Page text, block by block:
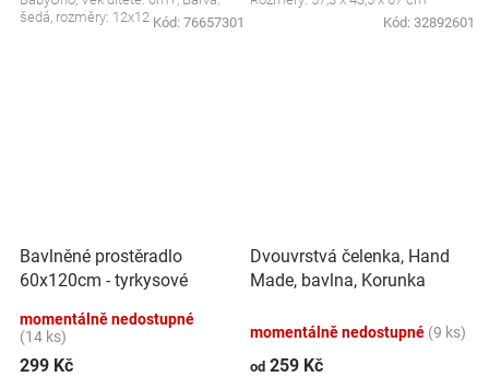
šedá, rozměry: 12x12 cm.
Kód: 76657301
Kód: 32892601
Bavlněné prostěradlo
60x120cm - tyrkysové
momentálně nedostupné
(14 ks)
299 Kč
Dvouvrstvá čelenka, Hand
Made, bavlna, Korunka
momentálně nedostupné (9 ks)
od 259 Kč